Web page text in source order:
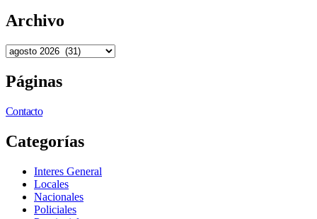
Archivo
Páginas
Contacto
Categorías
Interes General
Locales
Nacionales
Policiales